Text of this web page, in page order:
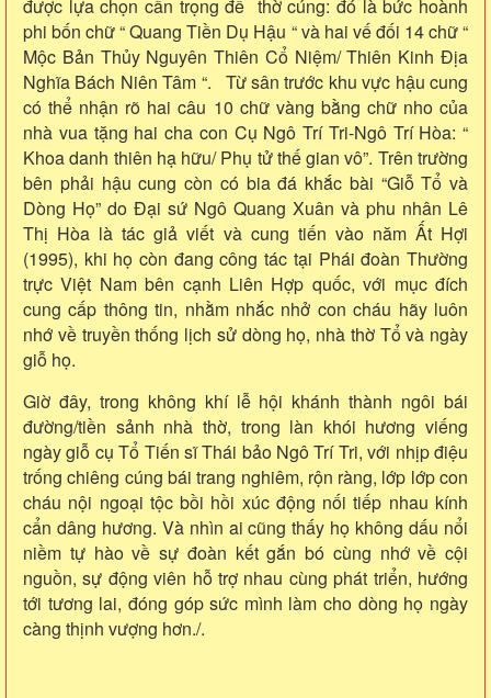
được lựa chọn cẩn trọng để thờ cúng: đó là bức hoành
phi bốn chữ “ Quang Tiền Dụ Hậu “ và hai vế đối 14 chữ “
Mộc Bản Thủy Nguyên Thiên Cổ Niệm/ Thiên Kinh Địa
Nghĩa Bách Niên Tâm “. Từ sân trước khu vực hậu cung
có thể nhận rõ hai câu 10 chữ vàng bằng chữ nho của
nhà vua tặng hai cha con Cụ Ngô Trí Tri-Ngô Trí Hòa: “
Khoa danh thiên hạ hữu/ Phụ tử thế gian vô”. Trên trường
bên phải hậu cung còn có bia đá khắc bài “Giỗ Tổ và
Dòng Họ” do Đại sứ Ngô Quang Xuân và phu nhân Lê
Thị Hòa là tác giả viết và cung tiến vào năm Ất Hợi
(1995), khi họ còn đang công tác tại Phái đoàn Thường
trực Việt Nam bên cạnh Liên Hợp quốc, với mục đích
cung cấp thông tin, nhằm nhắc nhở con cháu hãy luôn
nhớ về truyền thống lịch sử dòng họ, nhà thờ Tổ và ngày
giỗ họ.
Giờ đây, trong không khí lễ hội khánh thành ngôi bái
đường/tiền sảnh nhà thờ, trong làn khói hương viếng
ngày giỗ cụ Tổ Tiến sĩ Thái bảo Ngô Trí Tri, với nhịp điệu
trống chiêng cúng bái trang nghiêm, rộn ràng, lớp lớp con
cháu nội ngoại tộc bồi hồi xúc động nối tiếp nhau kính
cẩn dâng hương. Và nhìn ai cũng thấy họ không dấu nổi
niềm tự hào về sự đoàn kết gắn bó cùng nhớ về cội
nguồn, sự động viên hỗ trợ nhau cùng phát triển, hướng
tới tương lai, đóng góp sức mình làm cho dòng họ ngày
càng thịnh vượng hơn./.